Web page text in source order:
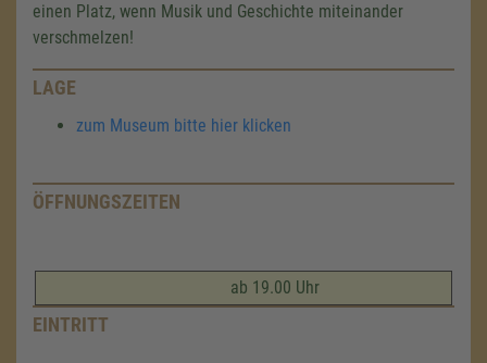
einen Platz, wenn Musik und Geschichte miteinander
verschmelzen!
LAGE
zum Museum bitte hier klicken
ÖFFNUNGSZEITEN
ab 19.00 Uhr
EINTRITT